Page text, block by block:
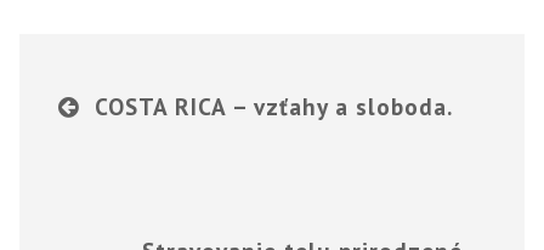
COSTA RICA – vzťahy a sloboda.